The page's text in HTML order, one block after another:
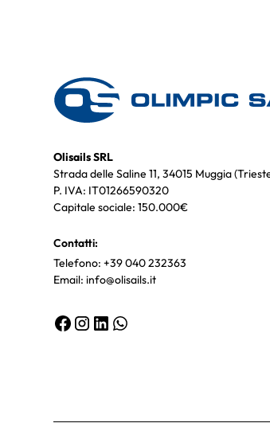
Olisails SRL
Strada delle Saline 11, 34015 Muggia
P. IVA: IT01266590320
Capitale sociale: 150.000€
Contatti:
Telefono: +39 040 232363
Email: info@olisails.it